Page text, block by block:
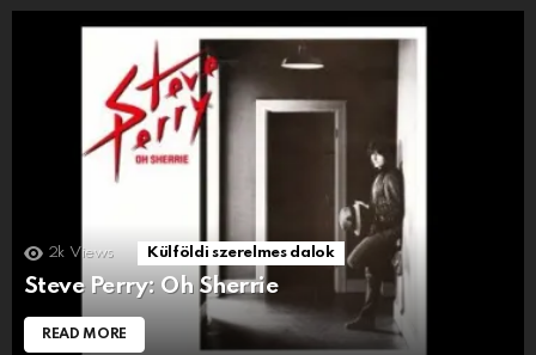
2k Views Külföldi szerelmes dalok
Steve Perry: Oh Sherrie
READ MORE